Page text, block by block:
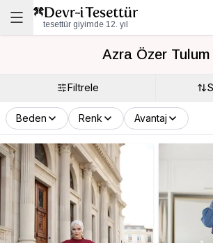
tesettür giyimde 12. yıl
Azra Özer Tulum
Filtrele
Beden Renk Avantaj